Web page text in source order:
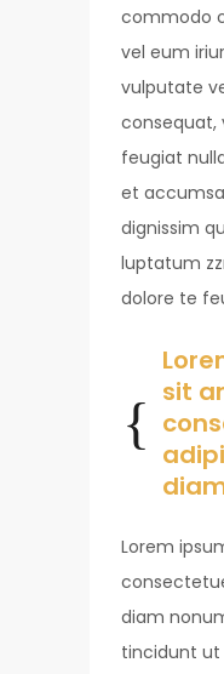
commodo
vel eum
vulputate
consequat,
feugiat
et
dignissim
luptatum
dolore te
sit
Lorem
diam
tincidunt ut